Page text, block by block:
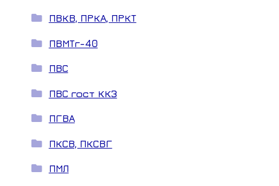
ПВКВ, ПРКА, ПРКТ
ПВМТг-40
ПВС
ПВС гост ККЗ
ПГВА
ПКСВ, ПКСВГ
ПМЛ